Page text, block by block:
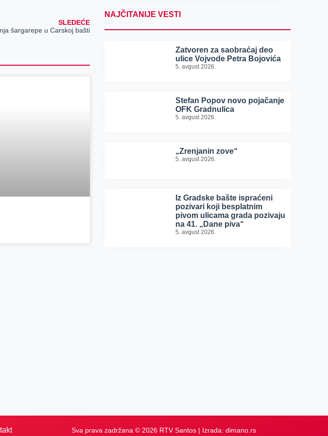
SLEDEĆE
šargarepe u Carskoj bašti
NAJČITANIJE VESTI
Zatvoren za saobraćaj deo
ulice Vojvode Petra Bojovića
5. avgust 2026.
Stefan Popov novo pojačanje
OFK Gradnulica
5. avgust 2026.
„Zrenjanin zove“
5. avgust 2026.
Iz Gradske bašte ispraćeni
pozivari koji besplatnim
pivom ulicama grada pozivaju
na 41. „Dane piva“
5. avgust 2026.
Sva prava zadržana © 2026 RTV Santos | Izrada: dimano.rs